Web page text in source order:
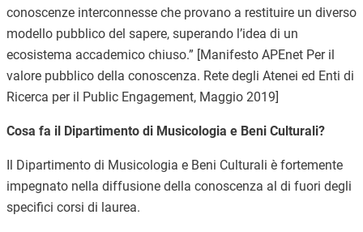
conoscenze interconnesse che provano a restituire un diverso
modello pubblico del sapere, superando l’idea di un
ecosistema accademico chiuso.” [Manifesto APEnet Per il
valore pubblico della conoscenza. Rete degli Atenei ed Enti di
Ricerca per il Public Engagement, Maggio 2019]
Cosa fa il Dipartimento di Musicologia e Beni Culturali?
Il Dipartimento di Musicologia e Beni Culturali è fortemente
impegnato nella diffusione della conoscenza al di fuori degli
specifici corsi di laurea.